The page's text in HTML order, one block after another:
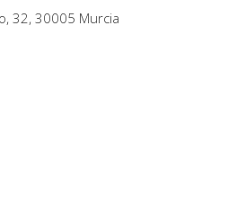
32, 30005 Murcia